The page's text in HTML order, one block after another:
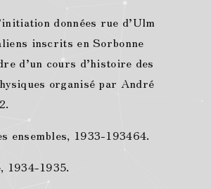
données rue d’Ulm
inscrits en Sorbonne
d’un cours d’histoire des
organisé par André
ensembles, 1933-193464.
1934-1935.